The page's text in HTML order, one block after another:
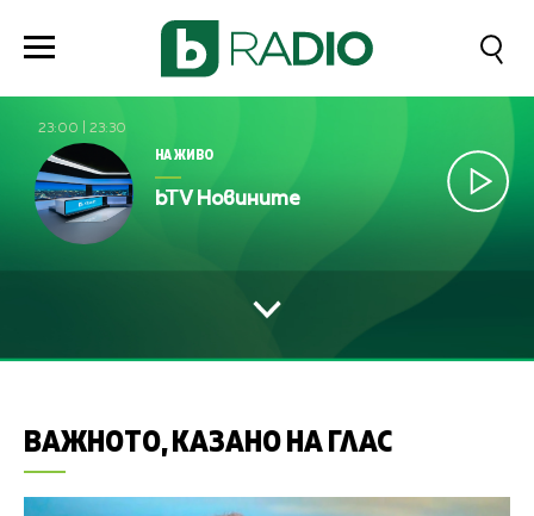
23:00 23:30
НА ЖИВО
bTV Новините
ВАЖНОТО, КАЗАНО НА ГЛАС